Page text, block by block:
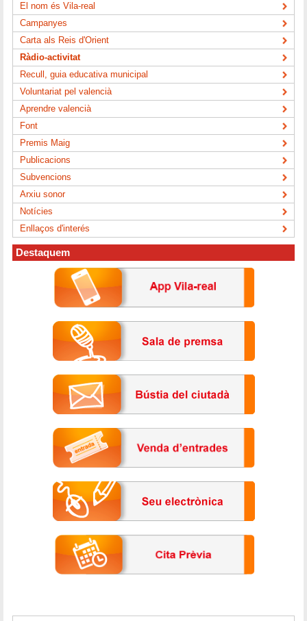
El nom és Vila-real
Campanyes
Carta als Reis d'Orient
Ràdio-activitat
Recull, guia educativa municipal
Voluntariat pel valencià
Aprendre valencià
Font
Premis Maig
Publicacions
Subvencions
Arxiu sonor
Notícies
Enllaços d'interés
Destaquem